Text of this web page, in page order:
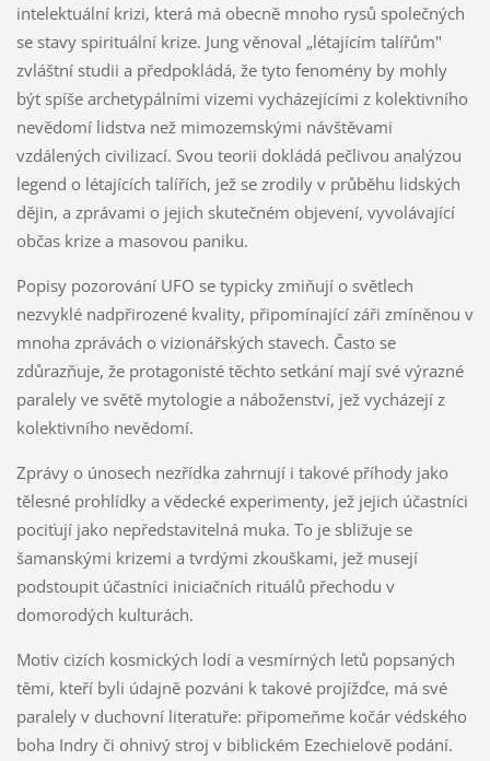
intelektuální krizi, která má obecně mnoho rysů společných
se stavy spirituální krize. Jung věnoval „létajícím talířům"
zvláštní studii a předpokládá, že tyto fenomény by mohly
být spíše archetypálními vizemi vycházejícími z kolektivního
nevědomí lidstva než mimozemskými návštěvami
vzdálených civilizací. Svou teorii dokládá pečlivou analýzou
legend o létajících talířích, jež se zrodily v průběhu lidských
dějin, a zprávami o jejich skutečném objevení, vyvolávající
občas krize a masovou paniku.
Popisy pozorování UFO se typicky zmiňují o světlech
nezvyklé nadpřirozené kvality, připomínající záři zmíněnou v
mnoha zprávách o vizionářských stavech. Často se
zdůrazňuje, že protagonisté těchto setkání mají své výrazné
paralely ve světě mytologie a náboženství, jež vycházejí z
kolektivního nevědomí.
Zprávy o únosech nezřídka zahrnují i takové příhody jako
tělesné prohlídky a vědecké experimenty, jež jejich účastníci
pociťují jako nepředstavitelná muka. To je sbližuje se
šamanskými krizemi a tvrdými zkouškami, jež musejí
podstoupit účastníci iniciačních rituálů přechodu v
domorodých kulturách.
Motiv cizích kosmických lodí a vesmírných letů popsaných
těmi, kteří byli údajně pozváni k takové projížďce, má své
paralely v duchovní literatuře: připomeňme kočár védského
boha Indry či ohnivý stroj v biblickém Ezechielově podání.